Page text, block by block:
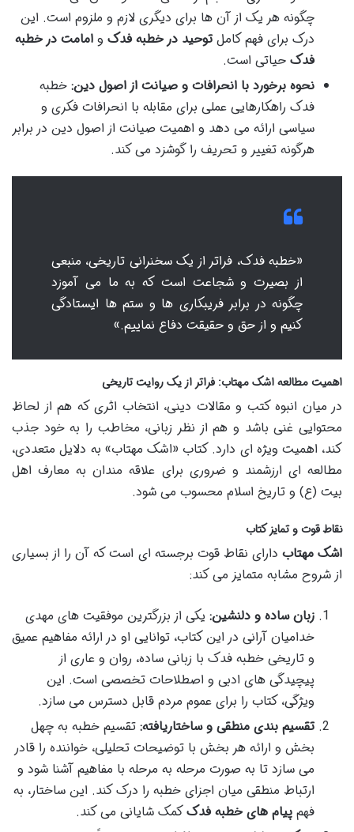
چگونه هر یک از آن ها برای دیگری لازم و ملزوم است. این
درک برای فهم کامل توحید در خطبه فدک و امامت در خطبه
فدک حیاتی است.
نحوه برخورد با انحرافات و صیانت از اصول دین: خطبه
فدک راهکارهایی عملی برای مقابله با انحرافات فکری و
سیاسی ارائه می دهد و اهمیت صیانت از اصول دین در برابر
هرگونه تغییر و تحریف را گوشزد می کند.
«خطبه فدک، فراتر از یک سخنرانی تاریخی، منبعی
از بصیرت و شجاعت است که به ما می آموزد
چگونه در برابر فریبکاری ها و ستم ها ایستادگی
کنیم و از حق و حقیقت دفاع نماییم.»
اهمیت مطالعه اشک مهتاب: فراتر از یک روایت تاریخی
در میان انبوه کتب و مقالات دینی، انتخاب اثری که هم از لحاظ
محتوایی غنی باشد و هم از نظر زبانی، مخاطب را به خود جذب
کند، اهمیت ویژه ای دارد. کتاب «اشک مهتاب» به دلایل متعددی،
مطالعه ای ارزشمند و ضروری برای علاقه مندان به معارف اهل
بیت (ع) و تاریخ اسلام محسوب می شود.
نقاط قوت و تمایز کتاب
اشک مهتاب دارای نقاط قوت برجسته ای است که آن را از بسیاری
از شروح مشابه متمایز می کند:
زبان ساده و دلنشین: یکی از بزرگترین موفقیت های مهدی
خدامیان آرانی در این کتاب، توانایی او در ارائه مفاهیم عمیق
و تاریخی خطبه فدک با زبانی ساده، روان و عاری از
پیچیدگی های ادبی و اصطلاحات تخصصی است. این
ویژگی، کتاب را برای عموم مردم قابل دسترس می سازد.
تقسیم بندی منطقی و ساختاریافته: تقسیم خطبه به چهل
بخش و ارائه هر بخش با توضیحات تحلیلی، خواننده را قادر
می سازد تا به صورت مرحله به مرحله با مفاهیم آشنا شود و
ارتباط منطقی میان اجزای خطبه را درک کند. این ساختار، به
فهم پیام های خطبه فدککمک شایانی می کند.